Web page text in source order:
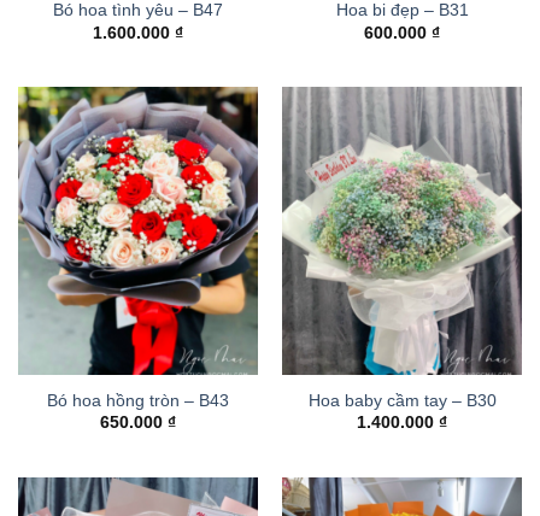
Bó hoa tình yêu – B47
1.600.000 ₫
Hoa bi đẹp – B31
600.000 ₫
Bó hoa hồng tròn – B43
650.000 ₫
Hoa baby cầm tay – B30
1.400.000 ₫